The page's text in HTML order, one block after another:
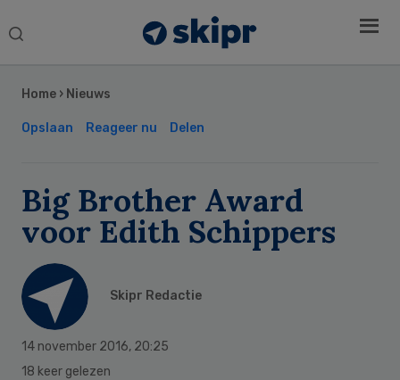
Search
Home › Nieuws
Opslaan Reageer nu Delen
Big Brother Award
voor Edith Schippers
Skipr Redactie
14 november 2016, 20:25
18 keer gelezen
Sidebar